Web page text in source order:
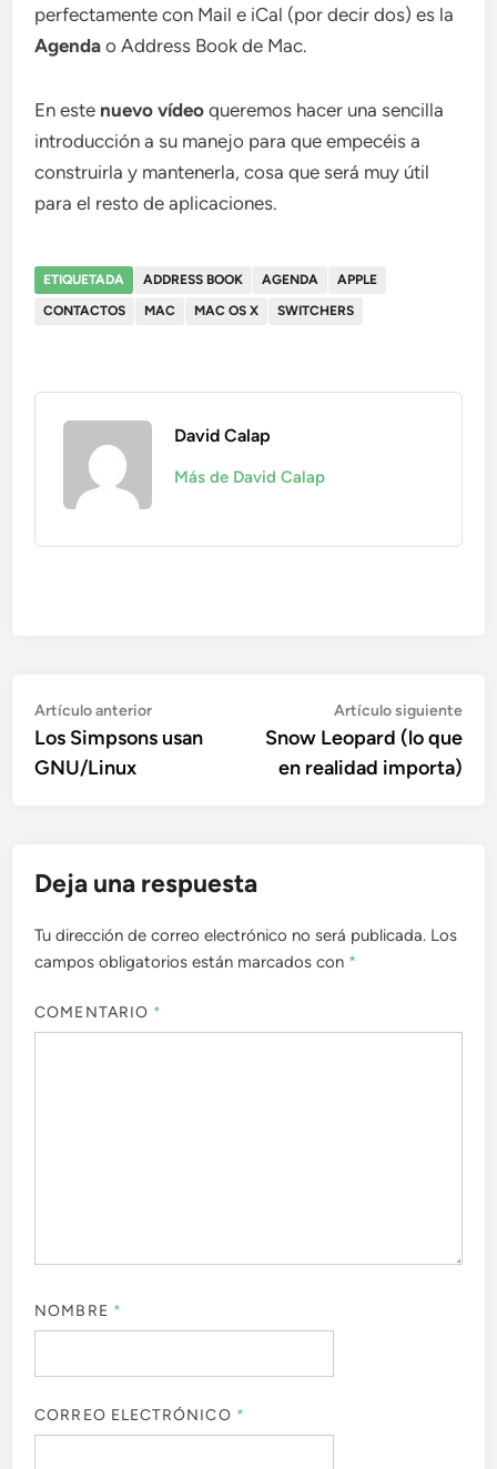
perfectamente con Mail e iCal (por decir dos) es la
Agenda o Address Book de Mac.
En este nuevo vídeoqueremos hacer una sencilla
introducción a su manejo para que empecéis a
construirla y mantenerla, cosa que será muy útil
para el resto de aplicaciones.
ETIQUETADA ADDRESS BOOK AGENDA
APPLE
CONTACTOS
MAC MAC OS X SWITCHERS
David Calap
Más de David Calap
Navegación
de
entradas
Artículo anteriorArtículo
anterior:
Los Simpsons usan
GNU/Linux
Artículo siguiente
Snow Leopard (lo que
en realidad importa)
Deja una respuesta
Tu dirección de correo electrónico no será publicada. Los
campos obligatorios están marcados con *
COMENTARIO *
NOMBRE *
CORREO ELECTRÓNICO *